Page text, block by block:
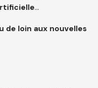
…
de loin aux nouvelles